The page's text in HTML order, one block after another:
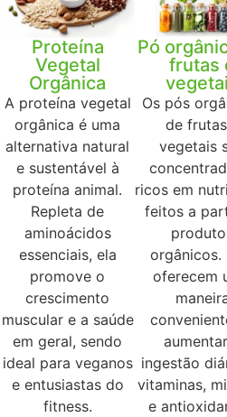
Proteína
Vegetal
Orgânica
A proteína vegetal
orgânica é uma
alternativa natural
e sustentável à
proteína animal.
Repleta de
aminoácidos
essenciais, ela
promove o
crescimento
muscular e a saúde
em geral, sendo
ideal para veganos
e entusiastas do
fitness.
Pó
frutas
Os pós
de
vegetais
ricos em
feitos a
orgânicos.
oferecem
ingestão
vitaminas,
e